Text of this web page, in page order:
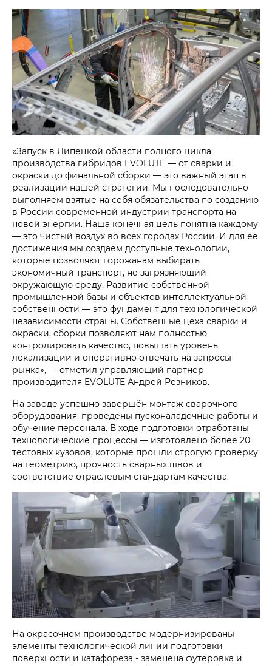
«Запуск в Липецкой области полного цикла
производства гибридов EVOLUTE — от сварки и
окраски до финальной сборки — это важный этап в
реализации нашей стратегии. Мы последовательно
выполняем взятые на себя обязательства по созданию
в России современной индустрии транспорта на
новой энергии. Наша конечная цель понятна каждому
— это чистый воздух во всех городах России. И для её
достижения мы создаём доступные технологии,
которые позволяют горожанам выбирать
экономичный транспорт, не загрязняющий
окружающую среду. Развитие собственной
промышленной базы и объектов интеллектуальной
собственности — это фундамент для технологической
независимости страны. Собственные цеха сварки и
окраски, сборки позволяют нам полностью
контролировать качество, повышать уровень
локализации и оперативно отвечать на запросы
рынка», — отметил управляющий партнер
производителя EVOLUTE Андрей Резников.
На заводе успешно завершён монтаж сварочного
оборудования, проведены пусконаладочные работы и
обучение персонала. В ходе подготовки отработаны
технологические процессы — изготовлено более 20
тестовых кузовов, которые прошли строгую проверку
на геометрию, прочность сварных швов и
соответствие отраслевым стандартам качества.
На окрасочном производстве модернизированы
элементы технологической линии подготовки
поверхности и катафореза - заменена футеровка и